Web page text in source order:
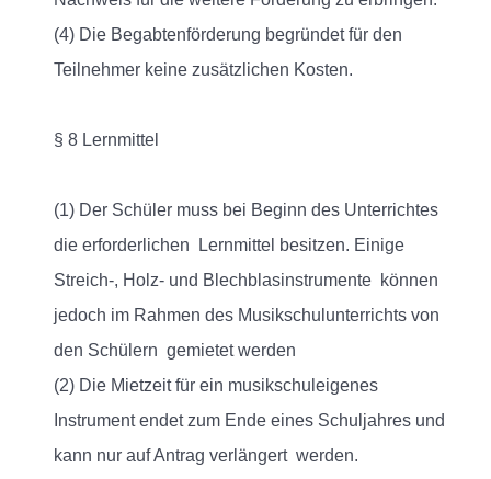
(4) Die Begabtenförderung begründet für den
Teilnehmer keine zusätzlichen Kosten.
§ 8 Lernmittel
(1) Der Schüler muss bei Beginn des Unterrichtes
die erforderlichen Lernmittel besitzen. Einige
Streich-, Holz- und Blechblasinstrumente können
jedoch im Rahmen des Musikschulunterrichts von
den Schülern gemietet werden
(2) Die Mietzeit für ein musikschuleigenes
Instrument endet zum Ende eines Schuljahres und
kann nur auf Antrag verlängert werden.